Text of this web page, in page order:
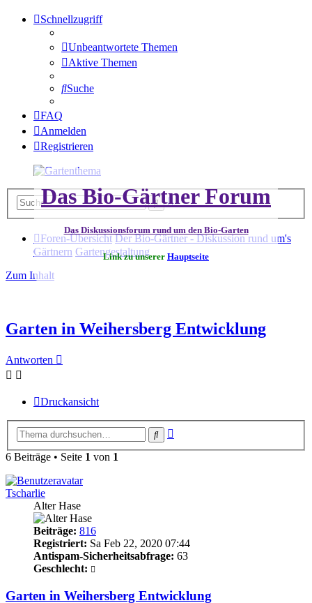
Schnellzugriff
Unbeantwortete Themen
Aktive Themen
Suche
FAQ
Anmelden
Registrieren
Das Bio-Gärtner Forum
Das Diskussionsforum rund um den Bio-Garten
Link zu unserer Hauptseite
SucheErweiterte
Foren-Übersicht Der Bio-Gärtner - Diskussion rund um's
Gärtnern Gartengestaltung
Zum Inhalt
Garten in Weihersberg Entwicklung
Antworten
Druckansicht
Suche
6 Beiträge • Seite 1 von 1
Tscharlie
Alter Hase
Beiträge: 816
Registriert: Sa Feb 22, 2020 07:44
Antispam-Sicherheitsabfrage: 63
Geschlecht:
Garten in Weihersberg Entwicklung